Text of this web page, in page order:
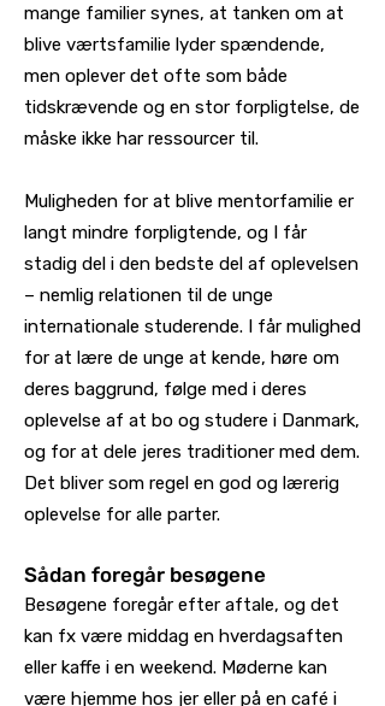
mange familier synes, at tanken om at
blive værtsfamilie lyder spændende,
men oplever det ofte som både
tidskrævende og en stor forpligtelse, de
måske ikke har ressourcer til.
Muligheden for at blive mentorfamilie er
langt mindre forpligtende, og I får
stadig del i den bedste del af oplevelsen
– nemlig relationen til ​​de unge
internationale studerende. I får mulighed
for at lære de unge at kende, høre om
deres baggrund, følge med i deres
oplevelse af at bo og studere i Danmark,
og for at dele jeres traditioner med dem.
Det bliver som regel en god og lærerig
oplevelse for alle parter.
Sådan foregår besøgene
Besøgene foregår efter aftale, og det
kan fx være middag en hverdagsaften
eller kaffe i en weekend. Møderne kan
være hjemme hos jer eller på en café i